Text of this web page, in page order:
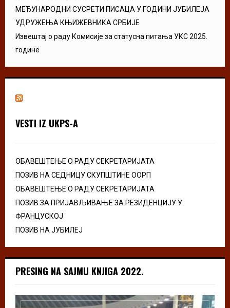
МЕЂУНАРОДНИ СУСРЕТИ ПИСАЦА У ГОДИНИ ЈУБИЛЕЈА
УДРУЖЕЊА КЊИЖЕВНИКА СРБИЈЕ
Извештај о раду Комисије за статусна питања УКС 2025.
године
VESTI IZ UKPS-A
ОБАВЕШТЕЊЕ О РАДУ СЕКРЕТАРИЈАТА
ПОЗИВ НА СЕДНИЦУ СКУПШТИНЕ ООРП
ОБАВЕШТЕЊЕ О РАДУ СЕКРЕТАРИЈАТА
ПОЗИВ ЗА ПРИЈАВЉИВАЊЕ ЗА РЕЗИДЕНЦИЈУ У
ФРАНЦУСКОЈ
ПОЗИВ НА ЈУБИЛЕЈ
PRESING NA SAJMU KNJIGA 2022.